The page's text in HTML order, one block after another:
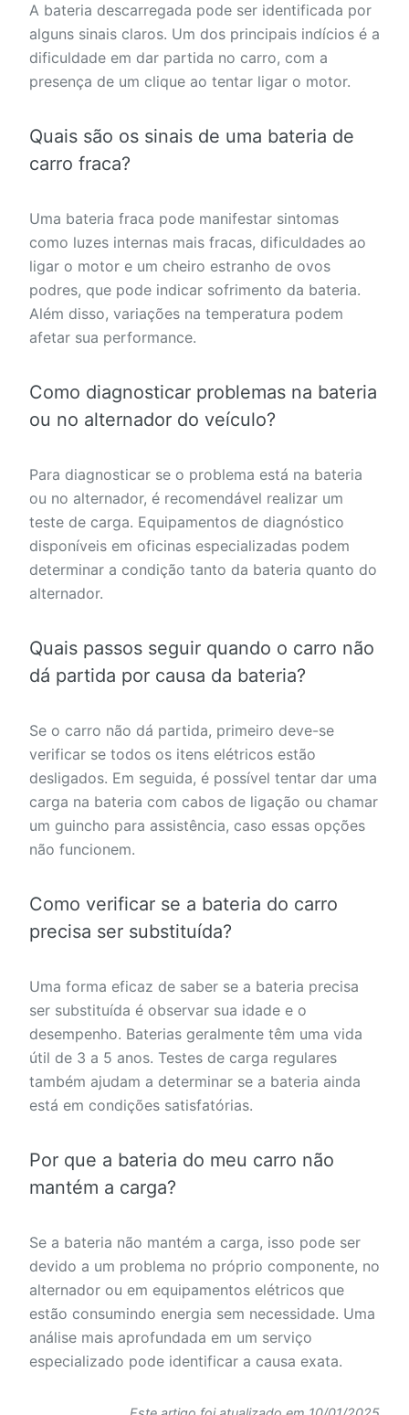
A bateria descarregada pode ser identificada por
alguns sinais claros. Um dos principais indícios é a
dificuldade em dar partida no carro, com a
presença de um clique ao tentar ligar o motor.
Quais são os sinais de uma bateria de
carro fraca?
Uma bateria fraca pode manifestar sintomas
como luzes internas mais fracas, dificuldades ao
ligar o motor e um cheiro estranho de ovos
podres, que pode indicar sofrimento da bateria.
Além disso, variações na temperatura podem
afetar sua performance.
Como diagnosticar problemas na bateria
ou no alternador do veículo?
Para diagnosticar se o problema está na bateria
ou no alternador, é recomendável realizar um
teste de carga. Equipamentos de diagnóstico
disponíveis em oficinas especializadas podem
determinar a condição tanto da bateria quanto do
alternador.
Quais passos seguir quando o carro não
dá partida por causa da bateria?
Se o carro não dá partida, primeiro deve-se
verificar se todos os itens elétricos estão
desligados. Em seguida, é possível tentar dar uma
carga na bateria com cabos de ligação ou chamar
um guincho para assistência, caso essas opções
não funcionem.
Como verificar se a bateria do carro
precisa ser substituída?
Uma forma eficaz de saber se a bateria precisa
ser substituída é observar sua idade e o
desempenho. Baterias geralmente têm uma vida
útil de 3 a 5 anos. Testes de carga regulares
também ajudam a determinar se a bateria ainda
está em condições satisfatórias.
Por que a bateria do meu carro não
mantém a carga?
Se a bateria não mantém a carga, isso pode ser
devido a um problema no próprio componente, no
alternador ou em equipamentos elétricos que
estão consumindo energia sem necessidade. Uma
análise mais aprofundada em um serviço
especializado pode identificar a causa exata.